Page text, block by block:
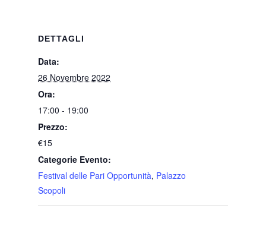
DETTAGLI
Data:
26 Novembre 2022
Ora:
17:00 - 19:00
Prezzo:
€15
Categorie Evento:
Festival delle Pari Opportunità, Palazzo
Scopoli